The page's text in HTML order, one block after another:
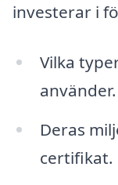
investerar i
Vilka
använder.
Deras
certifikat.